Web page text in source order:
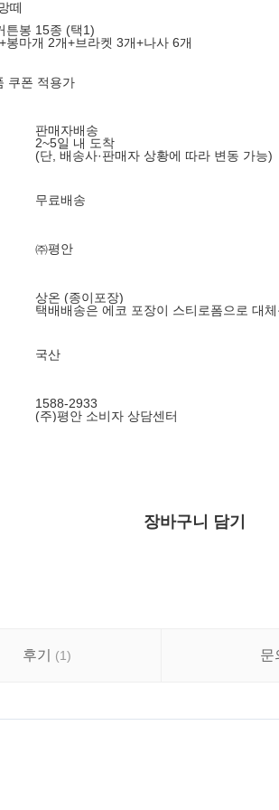
떼
튼봉 15종 (택1)
봉마개 2개+브라켓 3개+나사 6개
쿠폰 적용가
판매자배송
2~5일 내 도착
(단, 배송사·판매자 상황에 따라 변동 가능)
무료배송
㈜평안
상온 (종이포장)
택배배송은 에코 포장이 스티로폼으로 대체
국산
1588-2933
(주)평안 소비자 상담센터
장바구니 담기
후기 (1) 문